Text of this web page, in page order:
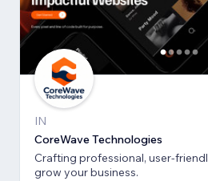
IN
CoreWave Technologies
Crafting professional, user-
grow your business.